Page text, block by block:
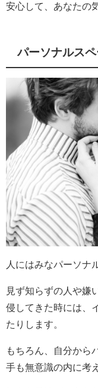
安心して、あなたの
パーソナルス
人にはみなパーソナ
見ず知らずの人や嫌
侵してきた時には、
たりします。
もちろん、自分から
手も無意識の内に考